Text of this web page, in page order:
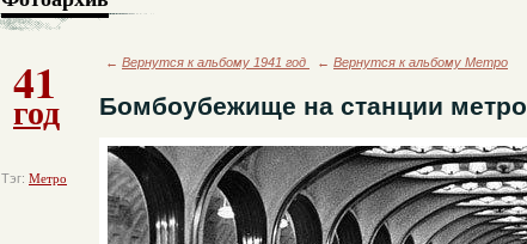
41
год
Тэг: Метро
← Вернутся к альбому 1941 год ← Вернутся к альбому Метро
Бомбоубежище на станции